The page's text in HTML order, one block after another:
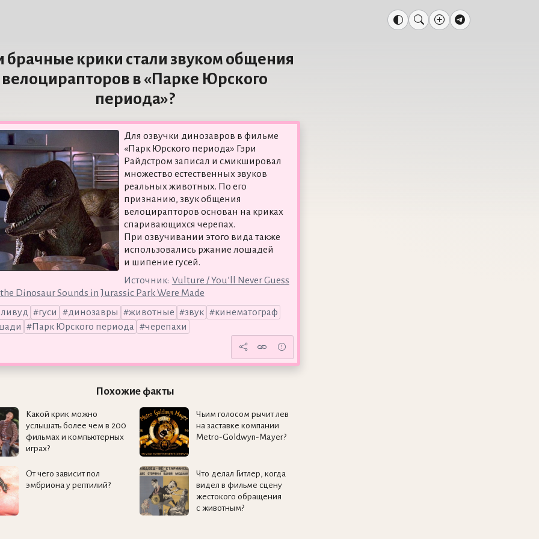
брачные крики стали звуком общения
велоцирапторов в «Парке Юрского
периода»?
Для озвучки динозавров в фильме
«Парк Юрского периода» Гэри
Райдстром записал и смикшировал
множество естественных звуков
реальных животных. По его
признанию, звук общения
велоцирапторов основан на криках
спаривающихся черепах.
При озвучивании этого вида также
использовались ржание лошадей
и шипение гусей.
Источник: Vulture / You’ll Never Guess
Dinosaur Sounds in Jurassic Park Were Made
гуси динозавры животные звук
кинематограф
Парк Юрского периода черепахи
Похожие факты
Какой крик можно
услышать более чем в 200
фильмах и компьютерных
играх?
Чьим голосом рычит лев
на заставке компании
Metro-Goldwyn-Mayer?
От чего зависит пол
эмбриона у рептилий?
Что делал Гитлер, когда
видел в фильме сцену
жестокого обращения
с животным?